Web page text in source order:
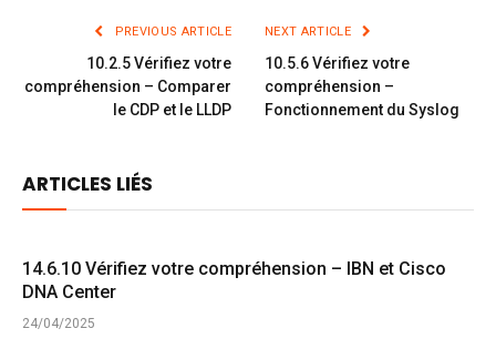
PREVIOUS ARTICLE
10.2.5 Vérifiez votre
compréhension – Comparer
le CDP et le LLDP
NEXT ARTICLE
10.5.6 Vérifiez votre
compréhension –
Fonctionnement du Syslog
ARTICLES LIÉS
14.6.10 Vérifiez votre compréhension – IBN et Cisco
DNA Center
24/04/2025